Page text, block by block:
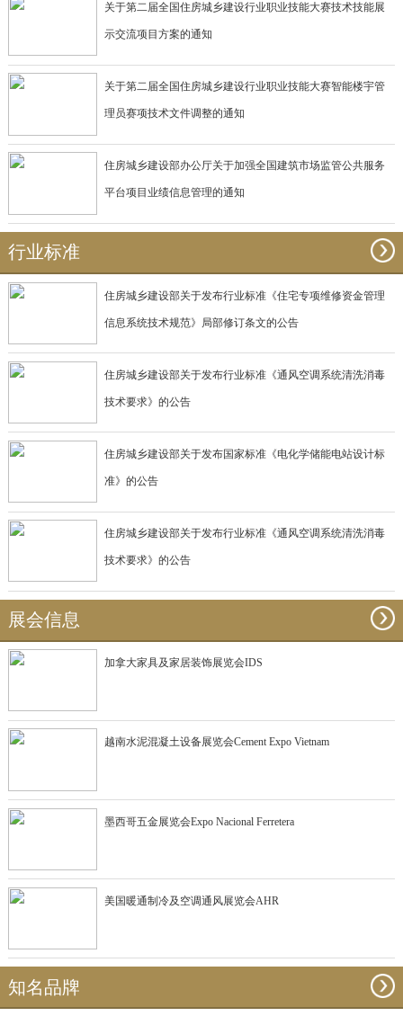
关于第二届全国住房城乡建设行业职业技能大赛技术技能展
示交流项目方案的通知
关于第二届全国住房城乡建设行业职业技能大赛智能楼宇管
理员赛项技术文件调整的通知
住房城乡建设部办公厅关于加强全国建筑市场监管公共服务
平台项目业绩信息管理的通知
行业标准
住房城乡建设部关于发布行业标准《住宅专项维修资金管理
信息系统技术规范》局部修订条文的公告
住房城乡建设部关于发布行业标准《通风空调系统清洗消毒
技术要求》的公告
住房城乡建设部关于发布国家标准《电化学储能电站设计标
准》的公告
住房城乡建设部关于发布行业标准《通风空调系统清洗消毒
技术要求》的公告
展会信息
加拿大家具及家居装饰展览会IDS
越南水泥混凝土设备展览会Cement Expo Vietnam
墨西哥五金展览会Expo Nacional Ferretera
美国暖通制冷及空调通风展览会AHR
知名品牌